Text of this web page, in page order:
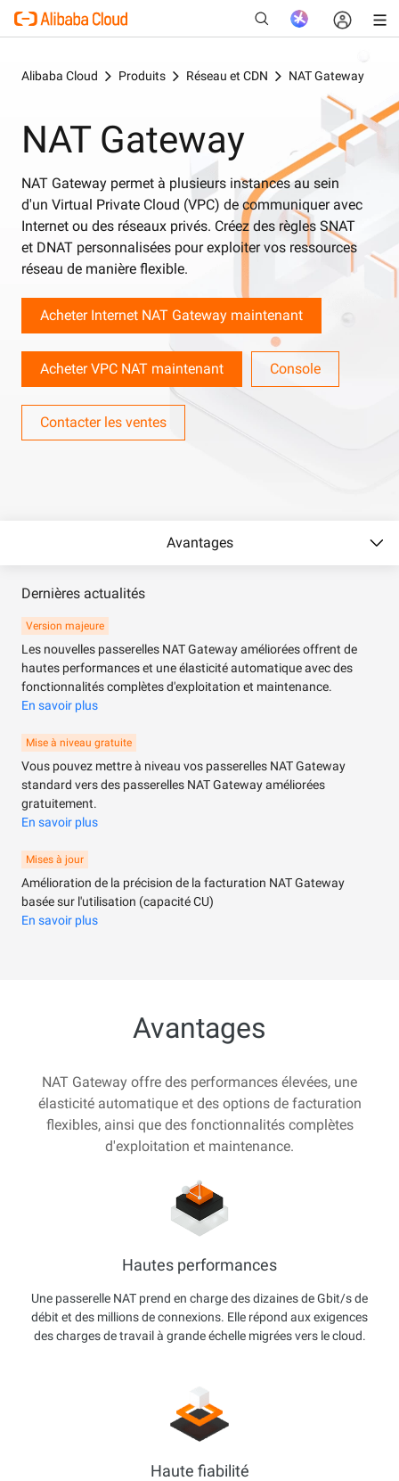
Alibaba Cloud Produits Réseau et CDN NAT Gateway
NAT Gateway
NAT Gateway permet à plusieurs instances au sein
d'un Virtual Private Cloud (VPC) de communiquer avec
Internet ou des réseaux privés. Créez des règles SNAT
et DNAT personnalisées pour exploiter vos ressources
réseau de manière flexible.
Acheter Internet NAT Gateway maintenant
Acheter VPC NAT maintenant Console
Contacter les ventes
Avantages
Dernières actualités
Version majeure
Les nouvelles passerelles NAT Gateway améliorées offrent de
hautes performances et une élasticité automatique avec des
fonctionnalités complètes d'exploitation et maintenance.
En savoir plus
Mise à niveau gratuite
Vous pouvez mettre à niveau vos passerelles NAT Gateway
standard vers des passerelles NAT Gateway améliorées
gratuitement.
En savoir plus
Mises à jour
Amélioration de la précision de la facturation NAT Gateway
basée sur l'utilisation (capacité CU)
En savoir plus
Avantages
NAT Gateway offre des performances élevées, une
élasticité automatique et des options de facturation
flexibles, ainsi que des fonctionnalités complètes
d'exploitation et maintenance.
Hautes performances
Une passerelle NAT prend en charge des dizaines de Gbit/s de
débit et des millions de connexions. Elle répond aux exigences
des charges de travail à grande échelle migrées vers le cloud.
Haute fiabilité
Nouveau